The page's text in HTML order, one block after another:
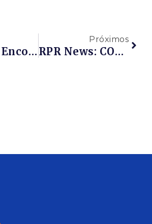
RPR Tv – Encontro De Negócios RPR E SEBRAE/RJ – Jan/2020
Próximos
RPR News: COLUNA DO EMPRESÁRIO – STF Decide Que O Não Recolhimento De ICMS Declarado É Crime